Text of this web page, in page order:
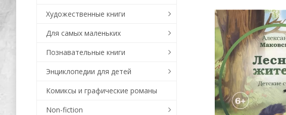
Художественные книги
Для самых маленьких
Познавательные книги
Энциклопедии для детей
Комиксы и графические романы
Non-fiction